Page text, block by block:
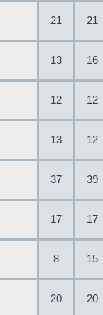
21 21
13 16
12 12
13 12
37 39
17 17
8 15
20 20